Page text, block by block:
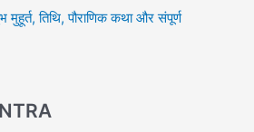
तिथि, पौराणिक कथा और संपूर्ण